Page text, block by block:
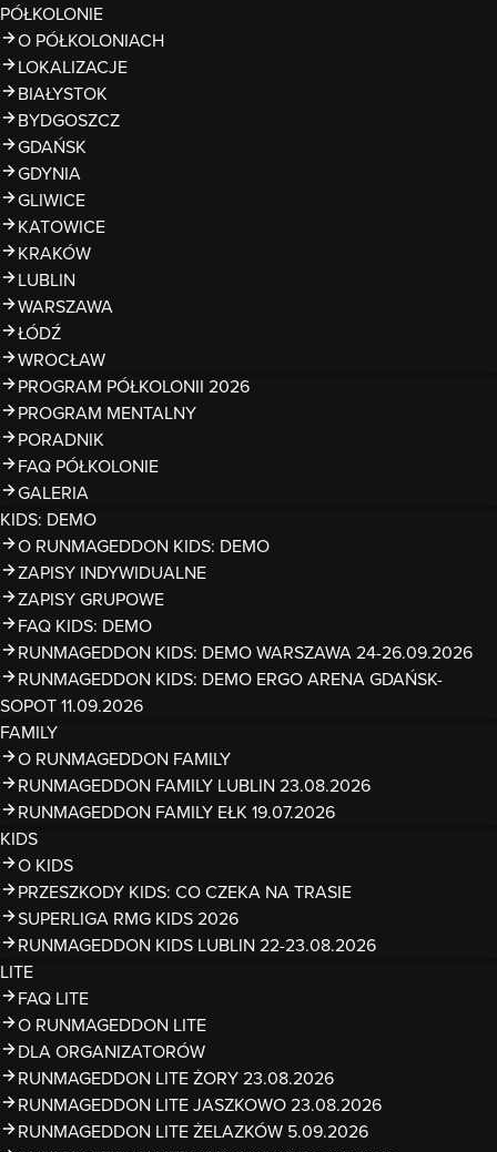
PÓŁKOLONIE
O PÓŁKOLONIACH
LOKALIZACJE
BIAŁYSTOK
BYDGOSZCZ
GDAŃSK
GDYNIA
GLIWICE
KATOWICE
KRAKÓW
LUBLIN
WARSZAWA
ŁÓDŹ
WROCŁAW
PROGRAM PÓŁKOLONII 2026
PROGRAM MENTALNY
PORADNIK
FAQ PÓŁKOLONIE
GALERIA
KIDS: DEMO
O RUNMAGEDDON KIDS: DEMO
ZAPISY INDYWIDUALNE
ZAPISY GRUPOWE
FAQ KIDS: DEMO
RUNMAGEDDON KIDS: DEMO WARSZAWA 24-26.09.2026
RUNMAGEDDON KIDS: DEMO ERGO ARENA GDAŃSK-
SOPOT 11.09.2026
FAMILY
O RUNMAGEDDON FAMILY
RUNMAGEDDON FAMILY LUBLIN 23.08.2026
RUNMAGEDDON FAMILY EŁK 19.07.2026
KIDS
O KIDS
PRZESZKODY KIDS: CO CZEKA NA TRASIE
SUPERLIGA RMG KIDS 2026
RUNMAGEDDON KIDS LUBLIN 22-23.08.2026
LITE
FAQ LITE
O RUNMAGEDDON LITE
DLA ORGANIZATORÓW
RUNMAGEDDON LITE ŻORY 23.08.2026
RUNMAGEDDON LITE JASZKOWO 23.08.2026
RUNMAGEDDON LITE ŻELAZKÓW 5.09.2026